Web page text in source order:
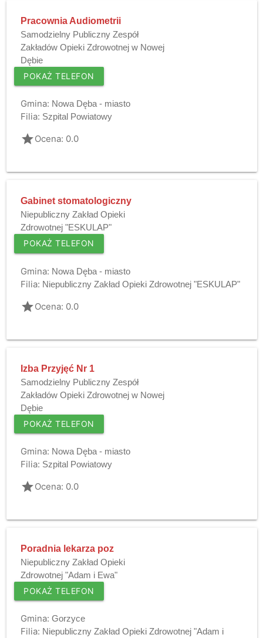
Pracownia Audiometrii
Samodzielny Publiczny Zespół
Zakładów Opieki Zdrowotnej w Nowej
Dębie
POKAŻ TELEFON
Gmina: Nowa Dęba - miasto
Filia: Szpital Powiatowy
gradeOcena: 0.0
Gabinet stomatologiczny
Niepubliczny Zakład Opieki
Zdrowotnej "ESKULAP"
POKAŻ TELEFON
Gmina: Nowa Dęba - miasto
Filia: Niepubliczny Zakład Opieki Zdrowotnej "ESKULAP"
gradeOcena: 0.0
Izba Przyjęć Nr 1
Samodzielny Publiczny Zespół
Zakładów Opieki Zdrowotnej w Nowej
Dębie
POKAŻ TELEFON
Gmina: Nowa Dęba - miasto
Filia: Szpital Powiatowy
gradeOcena: 0.0
Poradnia lekarza poz
Niepubliczny Zakład Opieki
Zdrowotnej "Adam i Ewa"
POKAŻ TELEFON
Gmina: Gorzyce
Filia: Niepubliczny Zakład Opieki Zdrowotnej "Adam i